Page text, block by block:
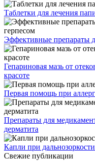
Таблетки для лечения
Эффективные препараты
Гепариновая мазь от
красоте
Первая помощь при
Препараты для
дерматита
Капли при
Свежие публикации